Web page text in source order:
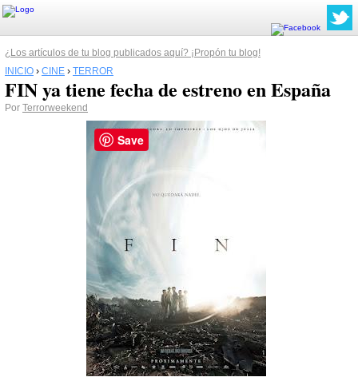
¿Los artículos de tu blog publicados aquí? ¡Propón tu blog!
INICIO › CINE › TERROR
FIN ya tiene fecha de estreno en España
Por Terrorweekend
Save